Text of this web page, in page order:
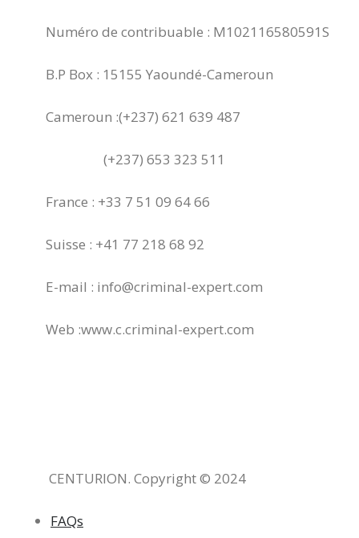
Numéro de contribuable : M102116580591S
B.P Box : 15155 Yaoundé-Cameroun
Cameroun :(+237) 621 639 487
(+237) 653 323 511
France : +33 7 51 09 64 66
Suisse : +41 77 218 68 92
E-mail : info@criminal-expert.com
Web :www.c.criminal-expert.com
CENTURION. Copyright © 2024
FAQs